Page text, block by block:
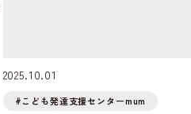
2025.10.01
#こども発達支援センターmum